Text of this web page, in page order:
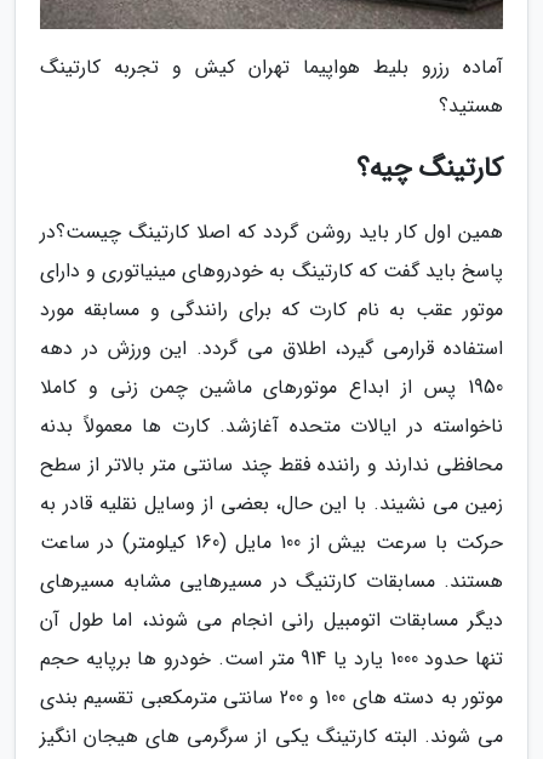
آماده رزرو بلیط هواپیما تهران کیش و تجربه کارتینگ
هستید؟
کارتینگ چیه؟
همین اول کار باید روشن گردد که اصلا کارتینگ چیست؟در
پاسخ باید گفت که کارتینگ به خودروهای مینیاتوری و دارای
موتور عقب به نام کارت که برای رانندگی و مسابقه مورد
استفاده قرارمی گیرد، اطلاق می گردد. این ورزش در دهه
1950 پس از ابداع موتورهای ماشین چمن زنی و کاملا
ناخواسته در ایالات متحده آغازشد. کارت ها معمولاً بدنه
محافظی ندارند و راننده فقط چند سانتی متر بالاتر از سطح
زمین می نشیند. با این حال، بعضی از وسایل نقلیه قادر به
حرکت با سرعت بیش از 100 مایل (160 کیلومتر) در ساعت
هستند. مسابقات کارتنیگ در مسیرهایی مشابه مسیرهای
دیگر مسابقات اتومبیل رانی انجام می شوند، اما طول آن
تنها حدود 1000 یارد یا 914 متر است. خودرو ها برپایه حجم
موتور به دسته های 100 و 200 سانتی مترمکعبی تقسیم بندی
می شوند. البته کارتینگ یکی از سرگرمی های هیجان انگیز